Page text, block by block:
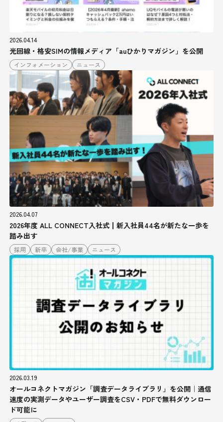
2026.04.14
光回線・格安SIMの情報メディア「auひかりマガジン」を公開
インフォメーション ニュース
2026.04.07
2026年度 ALL CONNECT入社式┃新入社員44名が新たな一歩を
踏み出す
採用 新卒 会社/事業 ニュース
2026.03.19
オールコネクトマガジン「調査データライブラリ」を公開｜通信
速度の実測データやユーザー調査をCSV・PDFで無料ダウンロー
ド可能に